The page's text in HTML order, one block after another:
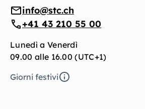
info@stc.ch
+41 43 210 55 00
Lunedì a Venerdì
09.00 alle 16.00 (UTC+1)
Giorni festivi